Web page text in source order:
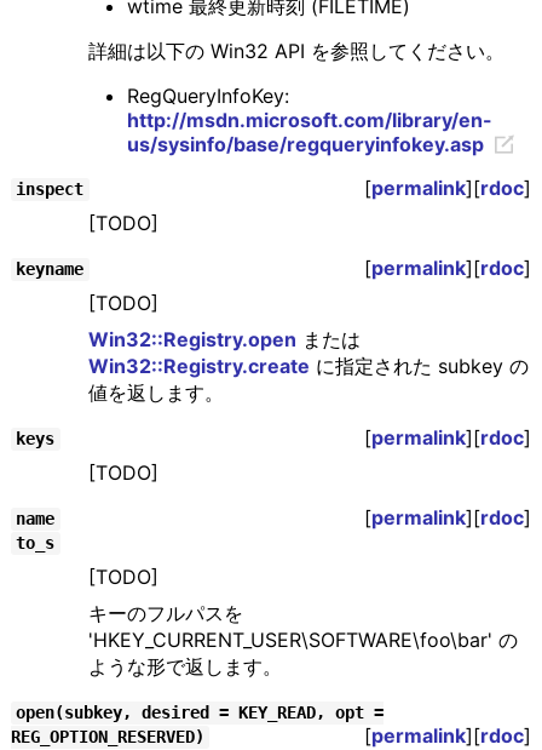
wtime 最終更新時刻 (FILETIME)
詳細は以下の Win32 API を参照してください。
RegQueryInfoKey:
http://msdn.microsoft.com/library/en-
us/sysinfo/base/regqueryinfokey.asp
inspect [permalink][rdoc]
[TODO]
keyname [permalink][rdoc]
[TODO]
Win32::Registry.open または
Win32::Registry.create に指定された subkey の
値を返します。
keys [permalink][rdoc]
[TODO]
name [permalink][rdoc]
to_s
[TODO]
キーのフルパスを
'HKEY_CURRENT_USER\SOFTWARE\foo\bar' の
ような形で返します。
open(subkey, desired = KEY_READ, opt =
REG_OPTION_RESERVED)
[permalink][rdoc]